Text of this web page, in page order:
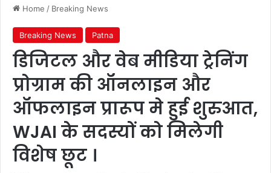
Home / Breaking News
Breaking News Patna
डिजिटल और वेब मीडिया ट्रेनिंग
प्रोग्राम की ऑनलाइन और
ऑफलाइन प्रारूप मे हुई शुरुआत,
WJAI के सदस्यों को मिलेगी
विशेष छूट ।